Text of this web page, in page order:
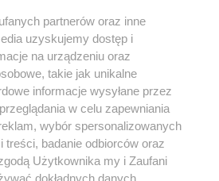
Prywatność
Praca Łódź
the:protocol
partnerów oraz inne
uzyskujemy dostęp i
na urządzeniu oraz
takie jak unikalne
informacje wysyłane przez
w celu zapewniania
wybór spersonalizowanych
treści, badanie odbiorców oraz
Użytkownika my i Zaufani
dokładnych danych